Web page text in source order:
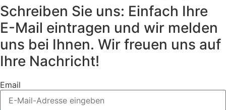
Schreiben Sie uns: Einfach Ihre
E-Mail eintragen und wir melden
uns bei Ihnen. Wir freuen uns auf
Ihre Nachricht!
Email